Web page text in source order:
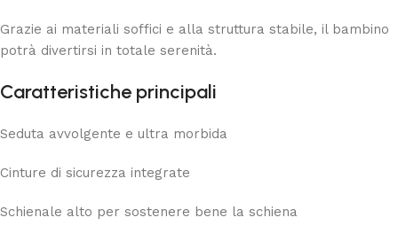
Grazie ai materiali soffici e alla struttura stabile, il bambino
potrà divertirsi in totale serenità.
Caratteristiche principali
Seduta avvolgente e ultra morbida
Cinture di sicurezza integrate
Schienale alto per sostenere bene la schiena